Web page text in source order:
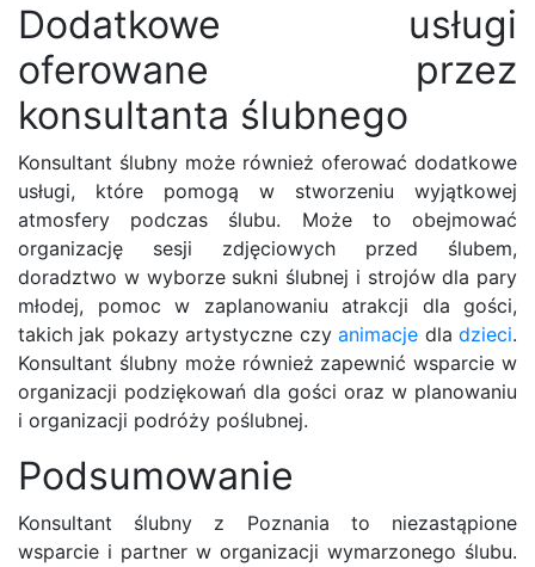
Dodatkowe usługi
oferowane przez
konsultanta ślubnego
Konsultant ślubny może również oferować dodatkowe
usługi, które pomogą w stworzeniu wyjątkowej
atmosfery podczas ślubu. Może to obejmować
organizację sesji zdjęciowych przed ślubem,
doradztwo w wyborze sukni ślubnej i strojów dla pary
młodej, pomoc w zaplanowaniu atrakcji dla gości,
takich jak pokazy artystyczne czyanimacje dladzieci.
Konsultant ślubny może również zapewnić wsparcie w
organizacji podziękowań dla gości oraz w planowaniu
i organizacji podróży poślubnej.
Podsumowanie
Konsultant ślubny z Poznania to niezastąpione
wsparcie i partner w organizacji wymarzonego ślubu.